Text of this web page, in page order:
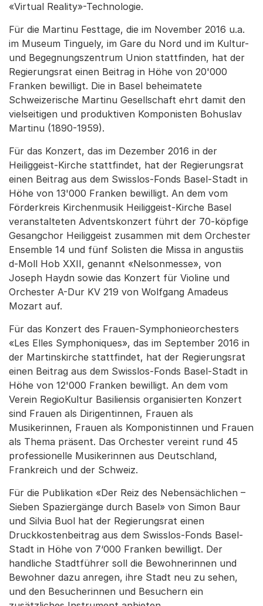
«Virtual Reality»-Technologie.
Für die Martinu Festtage, die im November 2016 u.a.
im Museum Tinguely, im Gare du Nord und im Kultur-
und Begegnungszentrum Union stattfinden, hat der
Regierungsrat einen Beitrag in Höhe von 20'000
Franken bewilligt. Die in Basel beheimatete
Schweizerische Martinu Gesellschaft ehrt damit den
vielseitigen und produktiven Komponisten Bohuslav
Martinu (1890-1959).
Für das Konzert, das im Dezember 2016 in der
Heiliggeist-Kirche stattfindet, hat der Regierungsrat
einen Beitrag aus dem Swisslos-Fonds Basel-Stadt in
Höhe von 13'000 Franken bewilligt. An dem vom
Förderkreis Kirchenmusik Heiliggeist-Kirche Basel
veranstalteten Adventskonzert führt der 70-köpfige
Gesangchor Heiliggeist zusammen mit dem Orchester
Ensemble 14 und fünf Solisten die Missa in angustiis
d-Moll Hob XXII, genannt «Nelsonmesse», von
Joseph Haydn sowie das Konzert für Violine und
Orchester A-Dur KV 219 von Wolfgang Amadeus
Mozart auf.
Für das Konzert des Frauen-Symphonieorchesters
«Les Elles Symphoniques», das im September 2016 in
der Martinskirche stattfindet, hat der Regierungsrat
einen Beitrag aus dem Swisslos-Fonds Basel-Stadt in
Höhe von 12'000 Franken bewilligt. An dem vom
Verein RegioKultur Basiliensis organisierten Konzert
sind Frauen als Dirigentinnen, Frauen als
Musikerinnen, Frauen als Komponistinnen und Frauen
als Thema präsent. Das Orchester vereint rund 45
professionelle Musikerinnen aus Deutschland,
Frankreich und der Schweiz.
Für die Publikation «Der Reiz des Nebensächlichen –
Sieben Spaziergänge durch Basel» von Simon Baur
und Silvia Buol hat der Regierungsrat einen
Druckkostenbeitrag aus dem Swisslos-Fonds Basel-
Stadt in Höhe von 7‘000 Franken bewilligt. Der
handliche Stadtführer soll die Bewohnerinnen und
Bewohner dazu anregen, ihre Stadt neu zu sehen,
und den Besucherinnen und Besuchern ein